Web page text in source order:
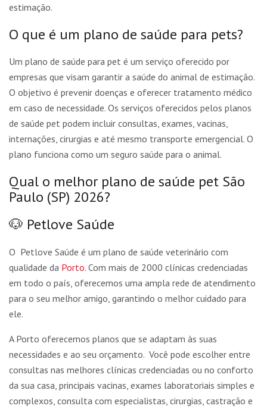
estimação.
O que é um plano de saúde para pets?
Um plano de saúde para pet é um serviço oferecido por
empresas que visam garantir a saúde do animal de estimação.
O objetivo é prevenir doenças e oferecer tratamento médico
em caso de necessidade. Os serviços oferecidos pelos planos
de saúde pet podem incluir consultas, exames, vacinas,
internações, cirurgias e até mesmo transporte emergencial. O
plano funciona como um seguro saúde para o animal.
Qual o melhor plano de saúde pet São
Paulo (SP) 2026?
🐶 Petlove Saúde
O Petlove Saúde é um plano de saúde veterinário com
qualidade da Porto. Com mais de 2000 clínicas credenciadas
em todo o país, oferecemos uma ampla rede de atendimento
para o seu melhor amigo, garantindo o melhor cuidado para
ele.
A Porto oferecemos planos que se adaptam às suas
necessidades e ao seu orçamento. Você pode escolher entre
consultas nas melhores clínicas credenciadas ou no conforto
da sua casa, principais vacinas, exames laboratoriais simples e
complexos, consulta com especialistas, cirurgias, castração e